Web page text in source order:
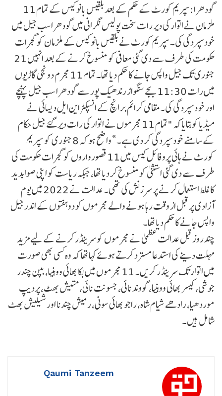
گودھرا:سپریم کورٹ کے حکم کے بعد بلقیس بانو کیس کے تمام 11
ملزمان نے اتوار کی دیر رات سخت پولیس نگرانی میں گودھرا سب جیل میں
خودسپردگی کی۔ سپریم کورٹ نے بلقیس بانو کیس کے ملزمان کو گجرات
حکومت کی طرف سے دی گئی معافی کو منسوخ کرنے کے بعد انہیں 21
جنوری تک جیل واپس جانے کا حکم دیا تھا۔ تمام 11 مجرم دو نجی گاڑیوں
میں رات 11:30 بجے سنگواڑ رندھیک پور سے گودھرا سب جیل پہنچے
اور خودسپردگی کی۔مقامی کرائم برانچ کے انسپکٹر این ایل دیسائی نے
میڈیاکوبتایاکہ "تمام 11 مجرموں نے اتوار کی رات دیر گئے جیل حکام
کے سامنے خودسپردگی کر دی ہے۔” واضح ہو کہ 8 جنوری کو سپریم
کورٹ نے ہائی پروفائل کیس میں 11 قصورواروں کو گجرات حکومت کی
طرف سے دی گئی استثنیٰ کو منسوخ کر دیا تھا، جبکہ ریاست کو اپنی صوابدید
کا غلط استعمال کرنے پر سرزنش کی تھی۔ عدالت نے 2022 میں یوم
آزادی پر قبل از وقت رہا ہونے والے مجرموں کو دو ہفتوں کے اندر جیل
واپس جانے کا حکم دیا تھا۔
چند روز قبل عدالت عظمیٰ نے مجرموں کو سرینڈر کرنے کے لیے مزید
مہلت دینے کی استدعا مسترد کرتے ہوئے کہا تھا کہ وہ کسی بھی صورت
میں اتوار تک سرینڈر کریں۔ 11 مجرموں میں بکا بھائی ووہنیا، بپن چندر
جوشی، کیسر بھائی ووہنیا، گووند نائی، جسونت نائی، متیش بھٹ، پردیپ
موردھیا، رادھے شیام شاہ، راجو بھائی سونی، رمیش چندنا اور شیلیش بھٹ
شامل ہیں۔
Qaumi Tanzeem